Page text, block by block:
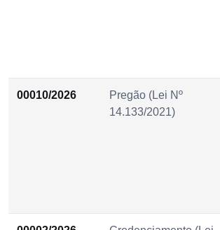
00010/2026
Pregão (Lei Nº
14.133/2021)